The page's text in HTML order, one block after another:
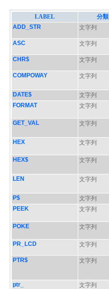
LABEL 分類
ADD_STR
文字列
ASC 文字列
CHR$ 文字列
COMPOWAY 文字列
DATE$
文字列
FORMAT
文字列
GET_VAL 文字列
HEX
文字列
HEX$ 文字列
LEN
文字列
P$
文字列
PEEK
文字列
POKE 文字列
PR_LCD 文字列
PTR$ 文字列
ptr_ 文字列